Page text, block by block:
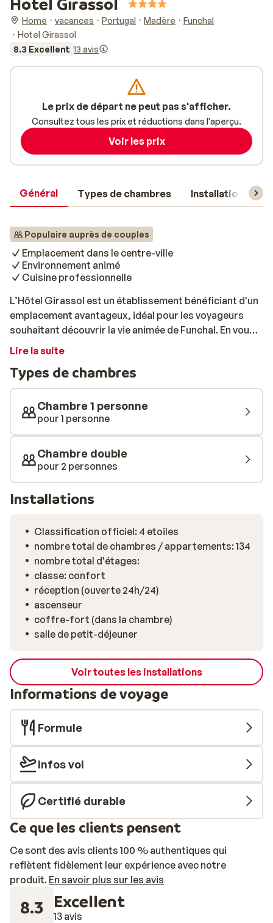
Home vacances Portugal Madère
Funchal
Hotel Girassol
8.3 Excellent 13 avis
Général Types de chambres Installations
Populaire auprès de couples
Emplacement dans le centre-ville
Environnement animé
Cuisine professionnelle
L’Hôtel Girassol est un établissement bénéficiant d'un
emplacement avantageux, idéal pour les voyageurs
souhaitant découvrir la vie animée de Funchal. En vous
promenant dans son jardin tropical, vous pourrez
complexe met à disposition deux piscines, l'une
chauffée et l'autre réservée aux enfants. Une salle de
sport est également à votre disposition. Si vous le
souhaitez, vous pourrez terminer la journée avec un
dîner au restaurant et un verre au bar. L’hôtel est
réputé pour sa bonne cuisine et son esprit de service.
Petits et grands trouveront assurément leur bonheur à
l'Hôtel Girassol!
Lire la suite
Types de chambres
Chambre 1 personne
pour 1 personne
Chambre double
pour 2 personnes
Installations
Classification officiel: 4 etoiles
nombre total de chambres / appartements: 134
nombre total d'étages:
classe: confort
réception (ouverte 24h/24)
ascenseur
coffre-fort (dans la chambre)
salle de petit-déjeuner
Voir toutes les installations
Informations de voyage
Formule
Infos vol
Certifié durable
Ce que les clients pensent
Ce sont des avis clients 100 % authentiques qui
reflètent fidèlement leur expérience avec notre
produit. En savoir plus sur les avis
8.3 Excellent
13 avis
Le prix de départ ne peut pas s'afficher.
Consultez tous les prix et réductions dans l'aperçu.
Voir les prix